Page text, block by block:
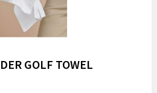
GOLF TOWEL